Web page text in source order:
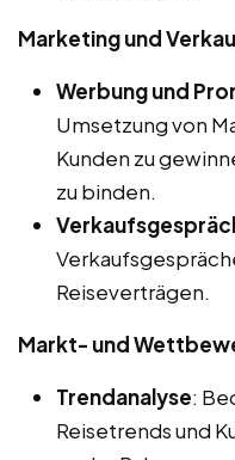
Marketing und
Werbung und
Umsetzung von
Kunden zu
zu binden.
Reiseverträgen.
Markt- und
Trendanalyse:
Reisetrends und